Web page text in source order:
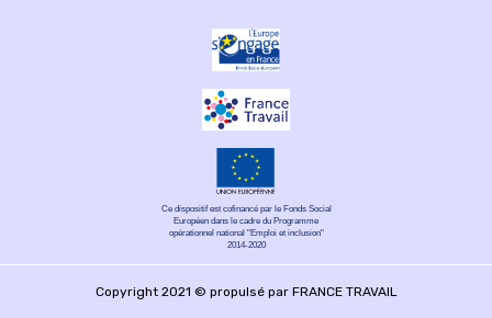
Ce dispositif est cofinancé par le Fonds Social
Européen dans le cadre du Programme
opérationnel national "Emploi et inclusion"
2014-2020
Copyright 2021 © propulsé par FRANCE TRAVAIL